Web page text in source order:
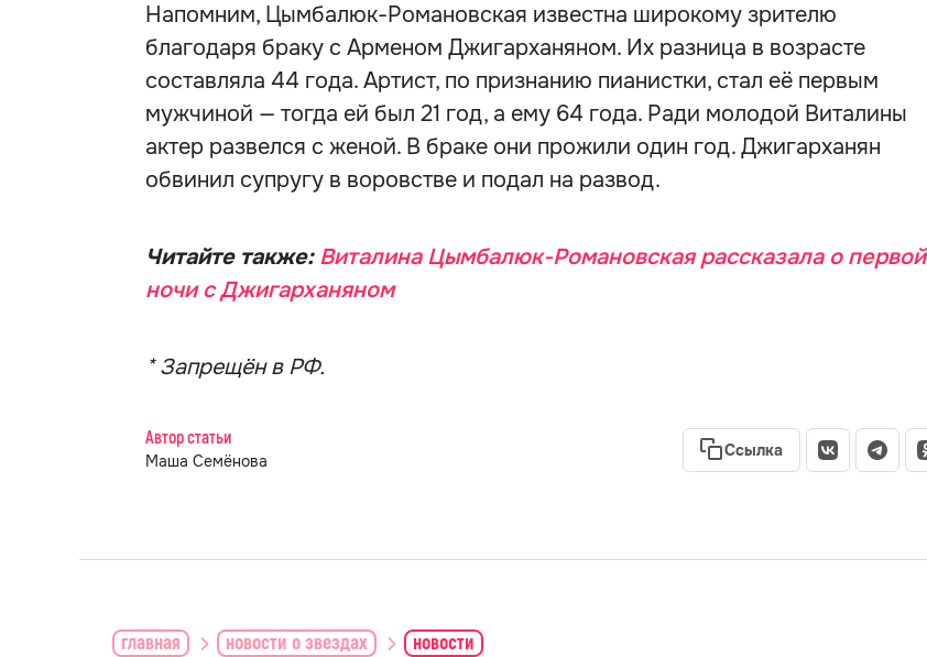
Напомним, Цымбалюк-Романовская известна широкому зрителю
благодаря браку с Арменом Джигарханяном. Их разница в возрасте
составляла 44 года. Артист, по признанию пианистки, стал её первым
мужчиной — тогда ей был 21 год, а ему 64 года. Ради молодой Виталины
актер развелся с женой. В браке они прожили один год. Джигарханян
обвинил супругу в воровстве и подал на развод.
Читайте также: Виталина Цымбалюк-Романовская рассказала о первой
ночи с Джигарханяном
* Запрещён в РФ.
Автор статьи
Маша Семёнова
Ссылка
главная новости о звездах новости